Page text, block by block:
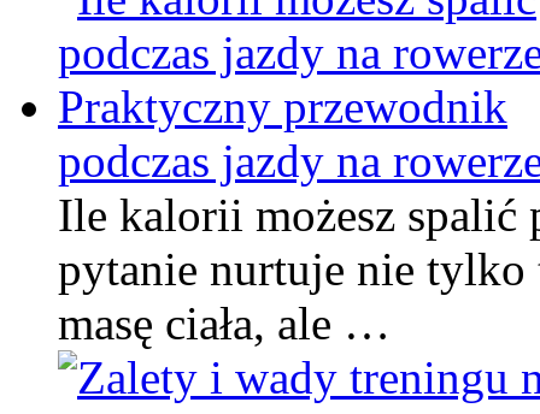
podczas jazdy na
Ile kalorii możesz spalić
pytanie nurtuje nie tylko
masę ciała, ale …